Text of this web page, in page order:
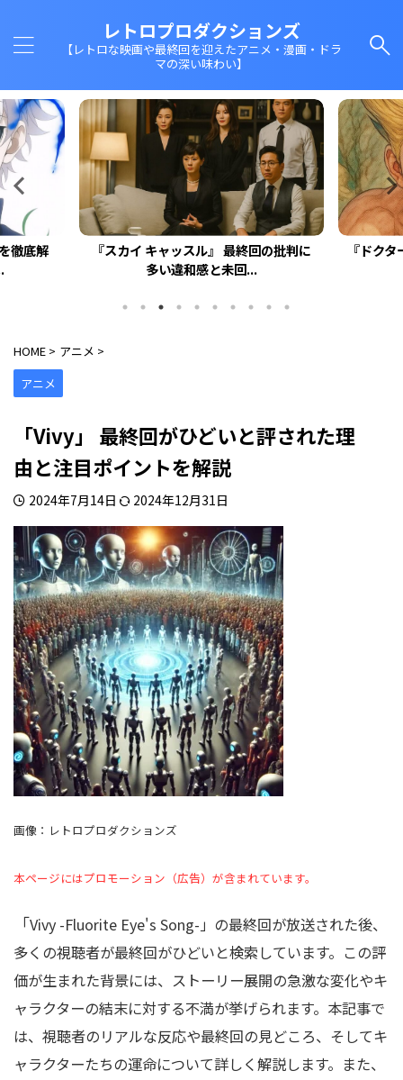
レトロプロダクションズ
【レトロな映画や最終回を迎えたアニメ・漫画・ドラ
マの深い味わい】
徹底解
『スカイ キャッスル』 最終回の批判に
多い違和感と未回...
『ドク
HOME > アニメ >
アニメ
「Vivy」 最終回がひどいと評された理
由と注目ポイントを解説
2024年7月14日 2024年12月31日
画像：レトロプロダクションズ
本ページにはプロモーション（広告）が含まれています。
「Vivy -Fluorite Eye's Song-」の最終回が放送された後、
多くの視聴者が最終回がひどいと検索しています。この評
価が生まれた背景には、ストーリー展開の急激な変化やキ
ャラクターの結末に対する不満が挙げられます。本記事で
は、視聴者のリアルな反応や最終回の見どころ、そしてキ
ャラクターたちの運命について詳しく解説します。また、